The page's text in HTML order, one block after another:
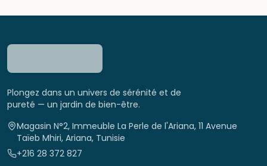
Plongez dans un univers de sérénité et de
pureté — un jardin de bien-être.
Magasin N°2, Immeuble La Perle de l'Ariana, 11 Avenue
Taïeb Mhiri, Ariana, Tunisie
+216 28 372 827